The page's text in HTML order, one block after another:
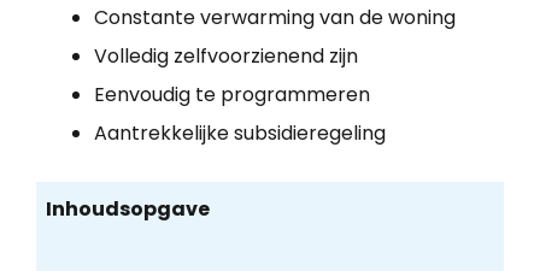
Constante verwarming van de woning
Volledig zelfvoorzienend zijn
Eenvoudig te programmeren
Aantrekkelijke subsidieregeling
Inhoudsopgave